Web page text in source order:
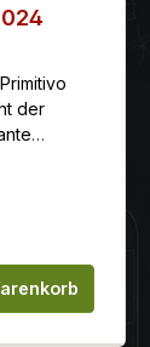
der
mit
lange
Tannin